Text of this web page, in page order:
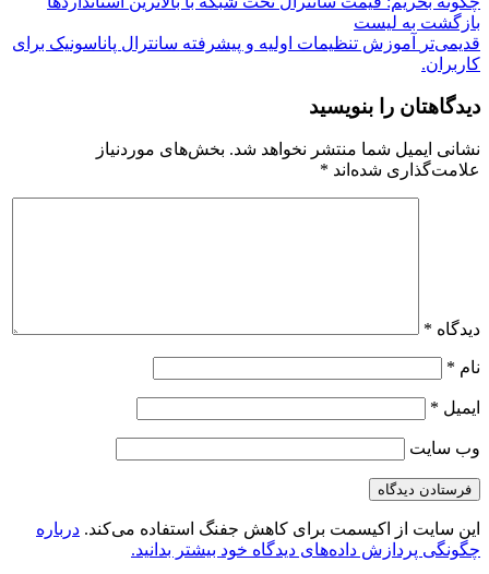
بازگشت بە لیست
قدیمی‌تر
آموزش تنظیمات اولیه و پیشرفته سانترال پاناسونیک برای
کاربران.
دیدگاهتان را بنویسید
نشانی ایمیل شما منتشر نخواهد شد. بخش‌های موردنیاز
علامت‌گذاری شده‌اند *
دیدگاه *
نام *
ایمیل *
وب‌ سایت
این سایت از اکیسمت برای کاهش جفنگ استفاده می‌کند. درباره
چگونگی پردازش داده‌های دیدگاه خود بیشتر بدانید.